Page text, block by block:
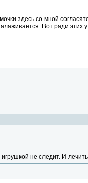
здесь со мной
Вот ради этих
не следит. И